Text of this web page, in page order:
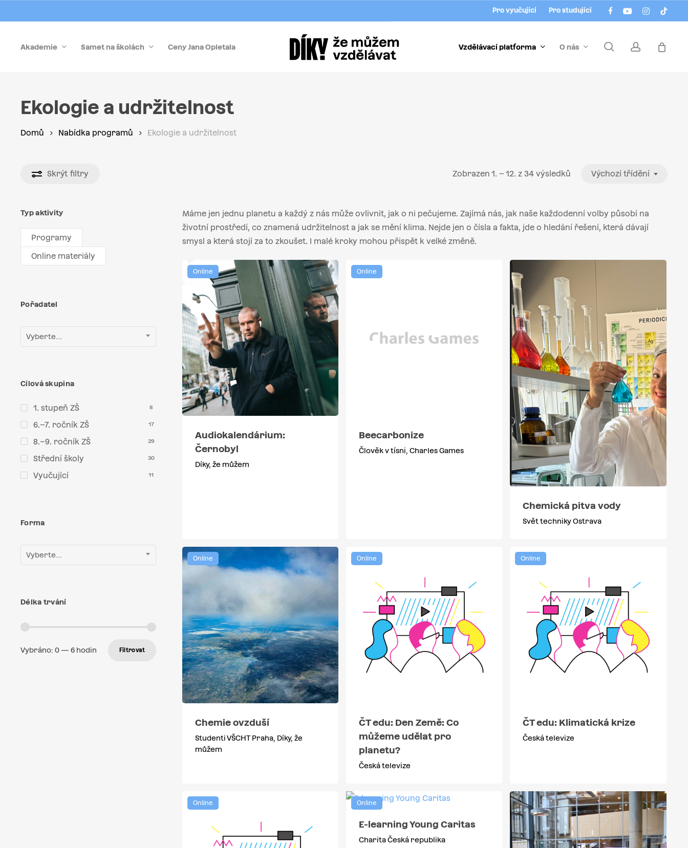
to
content
facebookyoutubeinstagram
tiktok
Pro vyučující Pro studující
Akademie Samet na školách Ceny Jana Opletala Vzdělávací platforma O nás searchaccount
Ekologie a udržitelnost
Domů Nabídka programů Ekologie a udržitelnost
Skrýt filtry Zobrazen 1. – 12. z 34 výsledků Výchozí třídění
Typ aktivity
Programy
Online materiály
Pořadatel
Vyberte...
Cílová skupina
1. stupeň ZŠ 8
6.–7. ročník ZŠ 17
8.–9. ročník ZŠ 29
Střední školy 30
Vyučující 11
Forma
Vyberte...
Délka trvání
Vybráno: 0— 6 hodin Filtrovat
Máme jen jednu planetu a každý z nás může ovlivnit, jak o ni pečujeme. Zajímá nás, jak naše každodenní volby působí na
životní prostředí, co znamená udržitelnost a jak se mění klima. Nejde jen o čísla a fakta, jde o hledání řešení, která dávají
smysl a která stojí za to zkoušet. I malé kroky mohou přispět k velké změně.
Online
Audiokalendárium:
Černobyl
Díky, že můžem
Online
Beecarbonize
Člověk v tísni, Charles Games
Chemická pitva vody
Svět techniky Ostrava
Online
Chemie ovzduší
Studenti VŠCHT Praha, Díky, že
můžem
Online
ČT edu: Den Země: Co
můžeme udělat pro
planetu?
Česká televize
Online
ČT edu: Klimatická krize
Česká televize
Online Online
E-learning Young Caritas
Charita Česká republika
Menu